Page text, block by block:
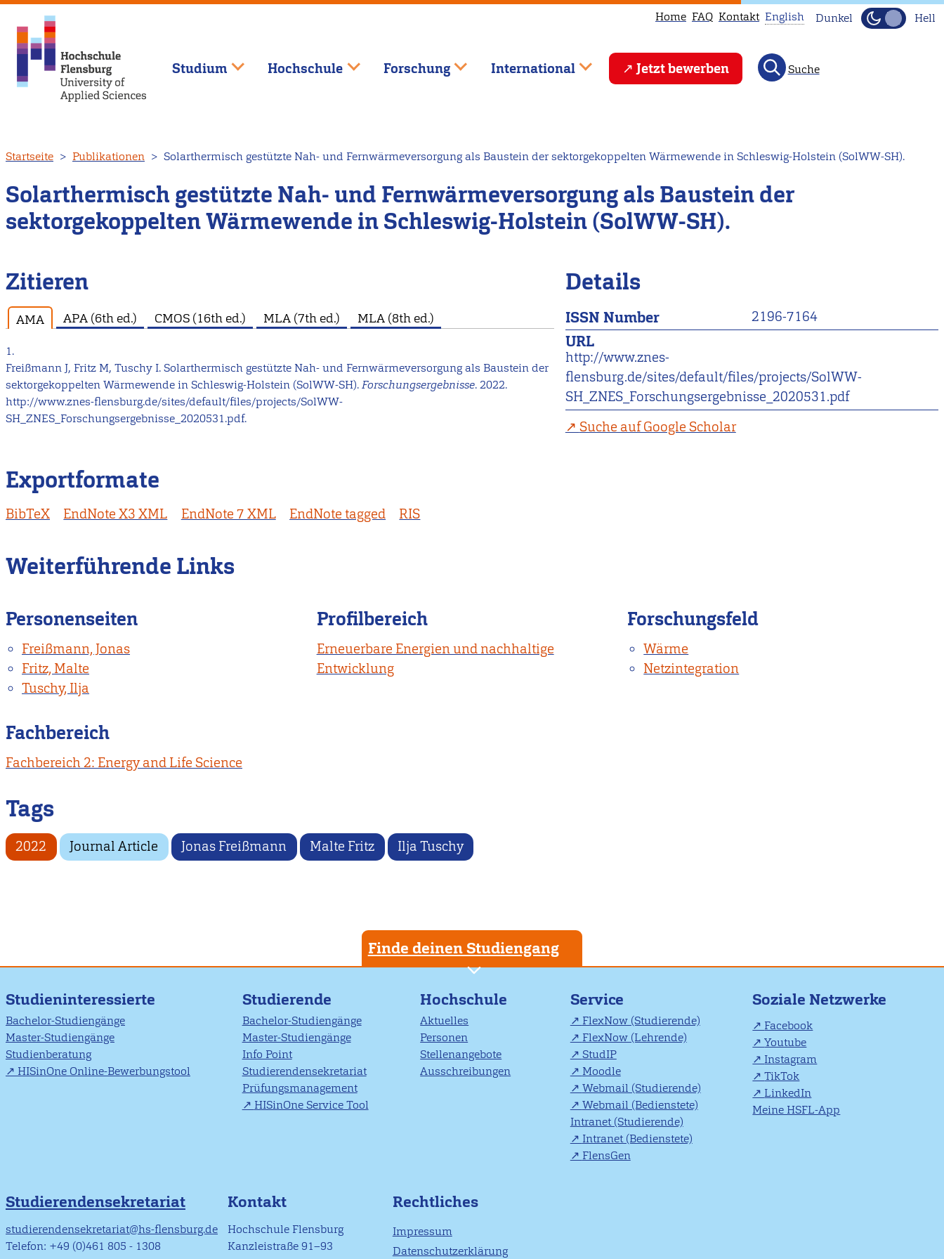
zum
Inhalt
Home FAQ Kontakt
This
page
in
Head
instead.
English Dunkel Hell
Studium Hochschule Forschung International Jetzt bewerben Suche
Startseite Publikationen Solarthermisch gestützte Nah- und Fernwärmeversorgung als Baustein der sektorgekoppelten Wärmewende in Schleswig-Holstein (SolWW-SH).
Solarthermisch gestützte Nah- und Fernwärmeversorgung als Baustein der
sektorgekoppelten Wärmewende in Schleswig-Holstein (SolWW-SH).
Zitieren
AMA APA (6th ed.) CMOS (16th ed.) MLA (7th ed.) MLA (8th ed.)
1.
Freißmann J, Fritz M, Tuschy I. Solarthermisch gestützte Nah- und Fernwärmeversorgung als Baustein der
sektorgekoppelten Wärmewende in Schleswig-Holstein (SolWW-SH).Forschungsergebnisse. 2022.
http://www.znes-flensburg.de/sites/default/files/projects/SolWW-
SH_ZNES_Forschungsergebnisse_2020531.pdf.
Details
ISSN Number 2196-7164
URL
http://www.znes-
flensburg.de/sites/default/files/projects/SolWW-
SH_ZNES_Forschungsergebnisse_2020531.pdf
Suche auf Google Scholar
Exportformate
BibTeX EndNote X3 XML EndNote 7 XML EndNote tagged RIS
Weiterführende Links
Personenseiten
Freißmann, Jonas
Fritz, Malte
Tuschy, Ilja
Profilbereich
Erneuerbare Energien und nachhaltige
Entwicklung
Forschungsfeld
Wärme
Netzintegration
Fachbereich
Fachbereich 2: Energy and Life Science
Tags
2022 Journal Article Jonas Freißmann Malte Fritz Ilja Tuschy
Finde deinen Studiengang
Studieninteressierte
Bachelor-Studiengänge
Master-Studiengänge
Studienberatung
HISinOne Online-Bewerbungstool
Studierende
Bachelor-Studiengänge
Master-Studiengänge
Info Point
Studierendensekretariat
Prüfungsmanagement
HISinOne Service Tool
Hochschule
Aktuelles
Personen
Stellenangebote
Ausschreibungen
Service
FlexNow (Studierende)
FlexNow (Lehrende)
StudIP
Moodle
Webmail (Studierende)
Webmail (Bedienstete)
Intranet (Studierende)
Intranet (Bedienstete)
FlensGen
Soziale Netzwerke
Facebook
Youtube
Instagram
TikTok
LinkedIn
Meine HSFL-App
Studierendensekretariat
studierendensekretariat@hs-flensburg.de
Telefon: +49 (0)461 805 - 1308
Kontakt
Hochschule Flensburg
Kanzleistraße 91–93
Rechtliches
Impressum
Datenschutzerklärung